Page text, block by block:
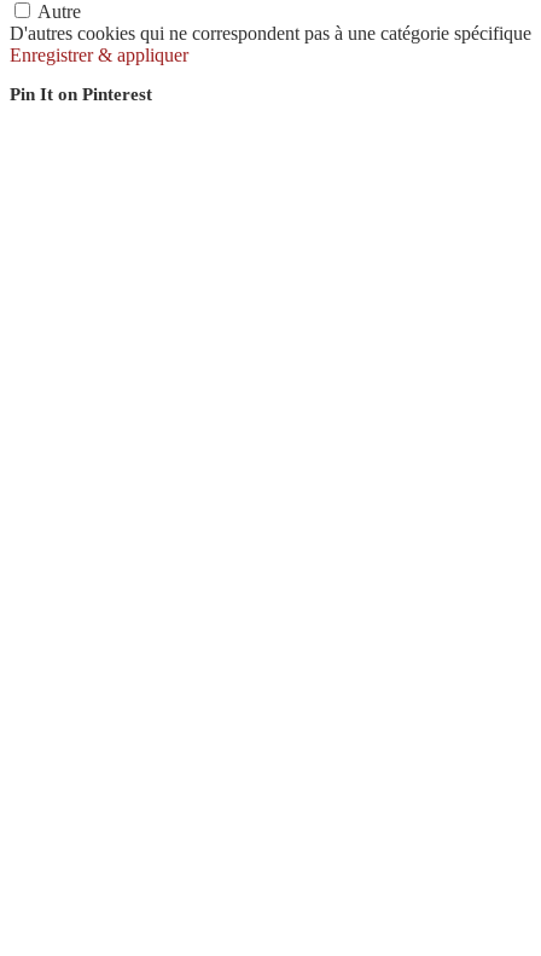
Autre
D'autres cookies qui ne correspondent pas à une catégorie spécifique
Enregistrer & appliquer
Pin It on Pinterest